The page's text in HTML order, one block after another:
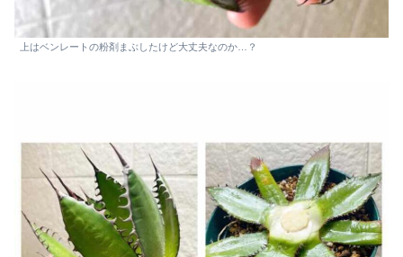
上はベンレートの粉剤まぶしたけど大丈夫なのか…？